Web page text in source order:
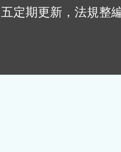
定期更新，法規整